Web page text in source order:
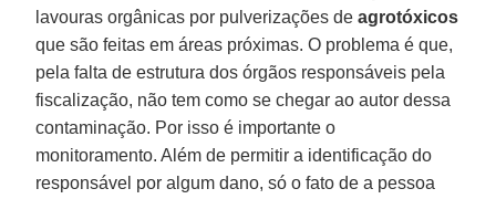
lavouras orgânicas por pulverizações deagrotóxicos
que são feitas em áreas próximas. O problema é que,
pela falta de estrutura dos órgãos responsáveis pela
fiscalização, não tem como se chegar ao autor dessa
contaminação. Por isso é importante o
monitoramento. Além de permitir a identificação do
responsável por algum dano, só o fato de a pessoa